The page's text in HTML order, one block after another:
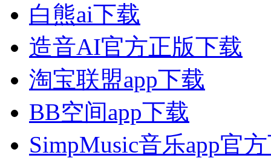
白熊ai下载
造音AI官方正版下载
淘宝联盟app下载
BB空间app下载
SimpMusic音乐app官